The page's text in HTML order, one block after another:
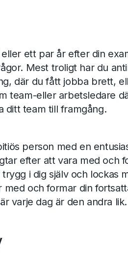
ett par år efter din
Mest troligt har du
där du fått jobba brett,
team-eller arbetsledare
ditt team till framgång.
person med en
efter att vara med och
i dig själv och lockas
med och formar din
varje dag är den andra lik.